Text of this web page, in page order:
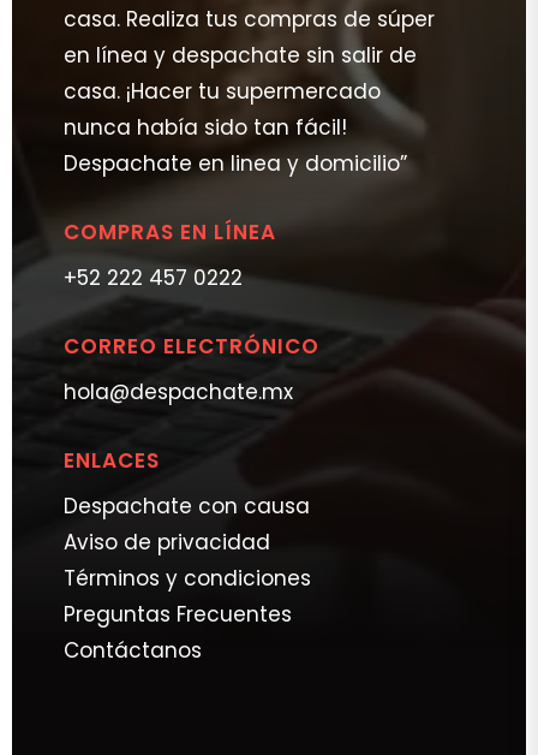
casa. Realiza tus compras de súper
en línea y despachate sin salir de
casa. ¡Hacer tu supermercado
nunca había sido tan fácil!
Despachate en linea y domicilio”
COMPRAS EN LÍNEA
+52 222 457 0222
CORREO ELECTRÓNICO
hola@despachate.mx
ENLACES
Despachate con causa
Aviso de privacidad
Términos y condiciones
Preguntas Frecuentes
Contáctanos